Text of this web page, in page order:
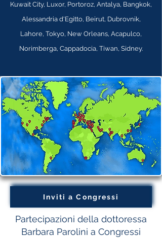
Kuwait City, Luxor, Portoroz, Antalya, Bangkok,
Alessandria d'Egitto, Beirut, Dubrovnik,
Lahore, Tokyo, New Orleans, Acapulco,
Norimberga, Cappadocia, Tiwan, Sidney.
Inviti a Congressi
Partecipazioni della dottoressa
Barbara Parolini a Congressi